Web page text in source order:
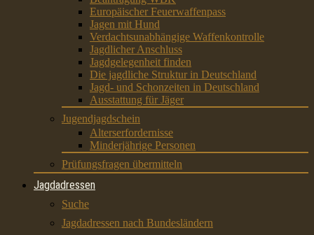
Europäischer Feuerwaffenpass
Jagen mit Hund
Verdachtsunabhängige Waffenkontrolle
Jagdlicher Anschluss
Jagdgelegenheit finden
Die jagdliche Struktur in Deutschland
Jagd- und Schonzeiten in Deutschland
Ausstattung für Jäger
Jugendjagdschein
Alterserfordernisse
Minderjährige Personen
Prüfungsfragen übermitteln
Jagdadressen
Suche
Jagdadressen nach Bundesländern